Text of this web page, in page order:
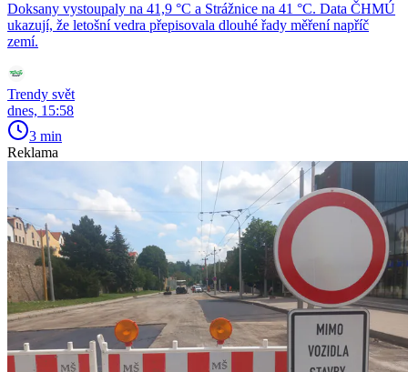
Doksany vystoupaly na 41,9 °C a Strážnice na 41 °C. Data ČHMÚ
ukazují, že letošní vedra přepisovala dlouhé řady měření napříč
zemí.
Trendy svět
dnes, 15:58
3 min
Reklama